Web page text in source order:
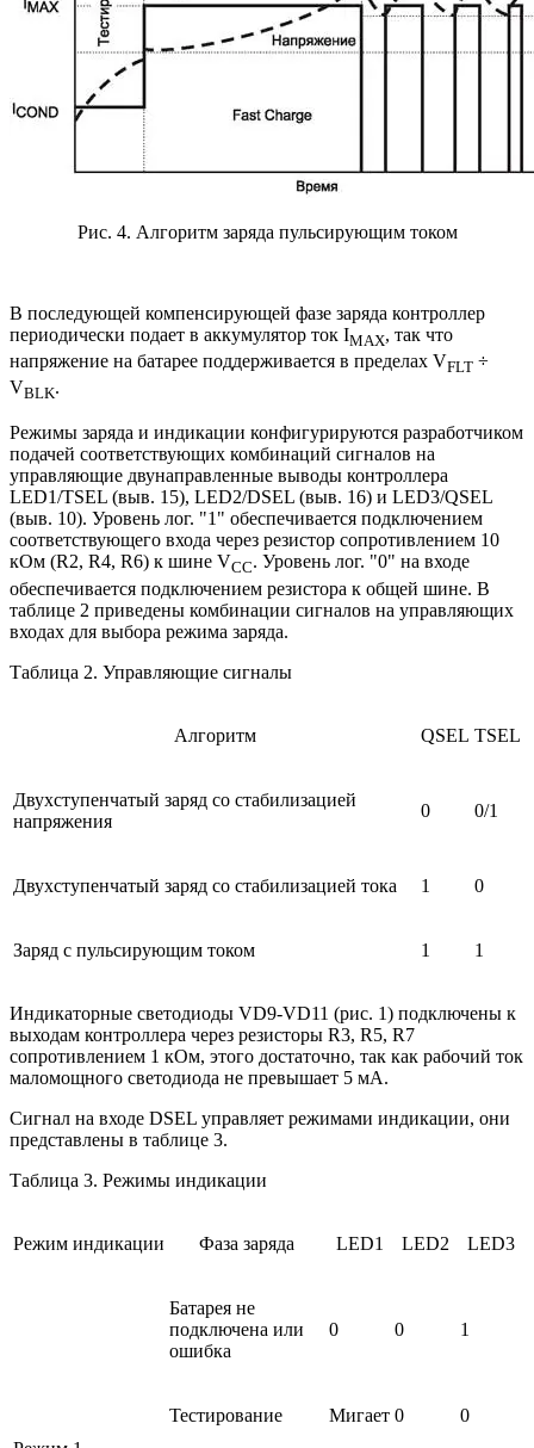
Рис. 4. Алгоритм заряда пульсирующим током
В последующей компенсирующей фазе заряда контроллер
периодически подает в аккумулятор ток IMAX, так что
напряжение на батарее поддерживается в пределах VFLT ÷
VBLK.
Режимы заряда и индикации конфигурируются разработчиком
подачей соответствующих комбинаций сигналов на
управляющие двунаправленные выводы контроллера
LED1/TSEL (выв. 15), LED2/DSEL (выв. 16) и LED3/QSEL
(выв. 10). Уровень лог. "1" обеспечивается подключением
соответствующего входа через резистор сопротивлением 10
кОм (R2, R4, R6) к шине VСС. Уровень лог. "0" на входе
обеспечивается подключением резистора к общей шине. В
таблице 2 приведены комбинации сигналов на управляющих
входах для выбора режима заряда.
Таблица 2. Управляющие сигналы
Алгоритм QSEL TSEL
Двухступенчатый заряд со стабилизацией
напряжения
0 0/1
Двухступенчатый заряд со стабилизацией тока 1 0
Заряд с пульсирующим током 1 1
Индикаторные светодиоды VD9-VD11 (рис. 1) подключены к
выходам контроллера через резисторы R3, R5, R7
сопротивлением 1 кОм, этого достаточно, так как рабочий ток
маломощного светодиода не превышает 5 мА.
Сигнал на входе DSEL управляет режимами индикации, они
представлены в таблице 3.
Таблица 3. Режимы индикации
Режим индикации Фаза заряда LED1 LED2 LED3
Батарея не
подключена или
ошибка
0 0 1
Тестирование Мигает 0 0